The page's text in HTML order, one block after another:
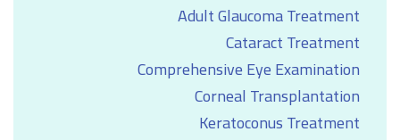
Adult Glaucoma Treatment
Cataract Treatment
Comprehensive Eye Examination
Corneal Transplantation
Keratoconus Treatment